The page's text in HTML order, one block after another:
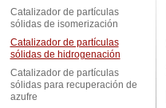
Catalizador de partículas
sólidas de isomerización
Catalizador de partículas
sólidas de hidrogenación
Catalizador de partículas
sólidas para recuperación de
azufre